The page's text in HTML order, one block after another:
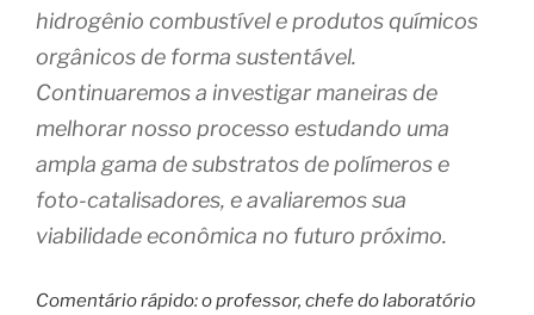
hidrogênio combustível e produtos químicos
orgânicos de forma sustentável.
Continuaremos a investigar maneiras de
melhorar nosso processo estudando uma
ampla gama de substratos de polímeros e
foto-catalisadores, e avaliaremos sua
viabilidade econômica no futuro próximo.
Comentário rápido: o professor, chefe do laboratório